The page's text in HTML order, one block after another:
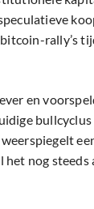
rally’s
en
nog steeds